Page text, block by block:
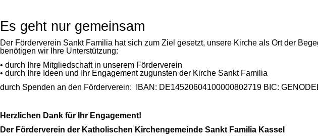
Es geht nur gemeinsam
Der Förderverein Sankt Familia hat sich zum Ziel gesetzt, unsere Kirche als Ort der
benötigen wir Ihre Unterstützung:
• durch Ihre Mitgliedschaft in unserem Förderverein
• durch Ihre Ideen und Ihr Engagement zugunsten der Kirche Sankt Familia
durch Spenden an den Förderverein: IBAN: DE14520604100000802719 BIC:
Herzlichen Dank für Ihr Engagement!
Der Förderverein der Katholischen Kirchengemeinde Sankt Familia Kassel